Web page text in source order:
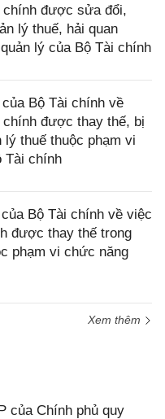
chính được sửa đổi,
lý thuế, hải quan
lý của Bộ Tài chính
Bộ Tài chính về
được thay thế, bị
thuế thuộc phạm vi
Tài chính
Bộ Tài chính về việc
được thay thế trong
phạm vi chức năng
Xem thêm
của Chính phủ quy